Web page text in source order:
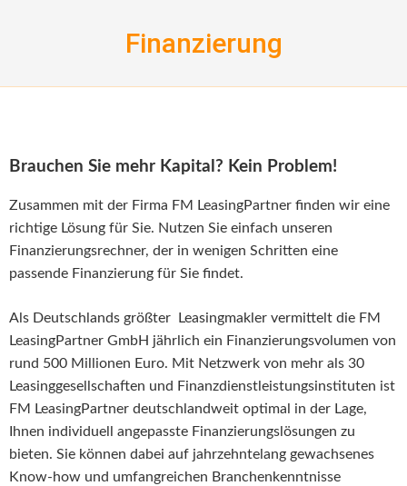
Finanzierung
Brauchen Sie mehr Kapital? Kein Problem!
Zusammen mit der Firma FM LeasingPartner finden wir eine
richtige Lösung für Sie. Nutzen Sie einfach unseren
Finanzierungsrechner, der in wenigen Schritten eine
passende Finanzierung für Sie findet.
Als Deutschlands größter Leasingmakler vermittelt die FM
LeasingPartner GmbH jährlich ein Finanzierungsvolumen von
rund 500 Millionen Euro. Mit Netzwerk von mehr als 30
Leasinggesellschaften und Finanzdienstleistungsinstituten ist
FM LeasingPartner deutschlandweit optimal in der Lage,
Ihnen individuell angepasste Finanzierungslösungen zu
bieten. Sie können dabei auf jahrzehntelang gewachsenes
Know-how und umfangreichen Branchenkenntnisse